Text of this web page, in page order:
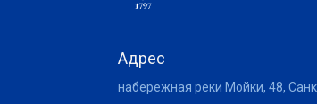
Адрес
набережная реки Мойки, 48,